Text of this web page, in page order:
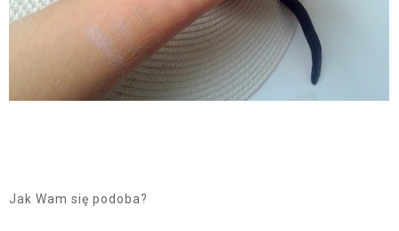
Jak Wam się podoba?